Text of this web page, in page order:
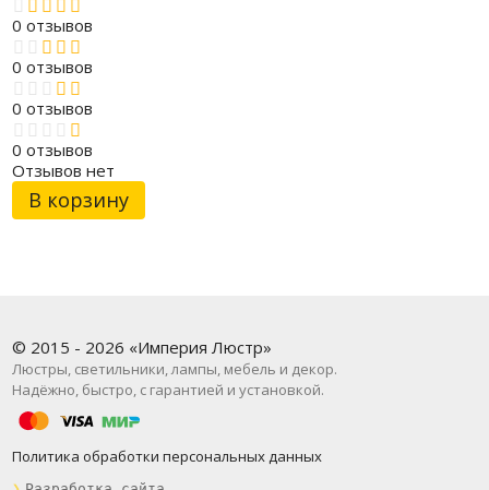
0 отзывов
0 отзывов
0 отзывов
0 отзывов
Отзывов нет
В корзину
© 2015 - 2026 «Империя Люстр»
Люстры, светильники, лампы, мебель и декор.
Надёжно, быстро, с гарантией и установкой.
Политика обработки персональных данных